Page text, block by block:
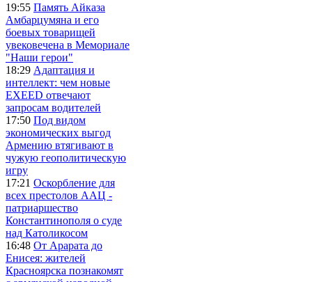
19:55 Память Айказа
Амбарцумяна и его
боевых товарищей
увековечена в Мемориале
"Наши герои"
18:29 Адаптация и
интеллект: чем новые
EXEED отвечают
запросам водителей
17:50 Под видом
экономических выгод
Армению втягивают в
чужую геополитическую
игру
17:21 Оскорбление для
всех престолов ААЦ -
патриаршество
Константинополя о суде
над Католикосом
16:48 От Арарата до
Енисея: жителей
Красноярска познакомят